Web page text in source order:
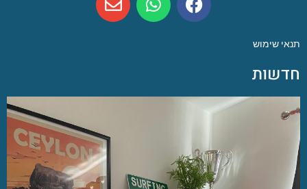
תנאי שימוש
חדשות